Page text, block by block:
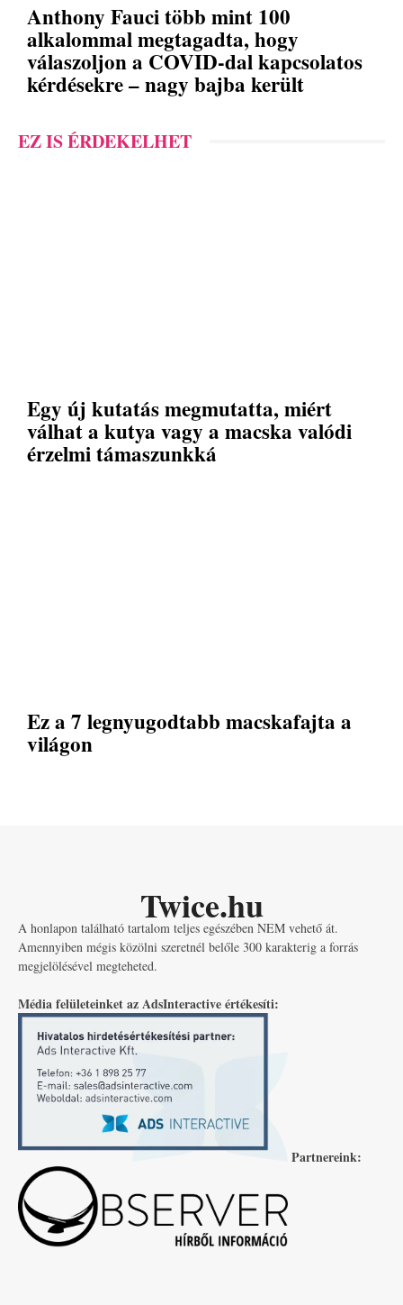
Anthony Fauci több mint 100
alkalommal megtagadta, hogy
válaszoljon a COVID-dal kapcsolatos
kérdésekre – nagy bajba került
EZ IS ÉRDEKELHET
Egy új kutatás megmutatta, miért
válhat a kutya vagy a macska valódi
érzelmi támaszunkká
Ez a 7 legnyugodtabb macskafajta a
világon
Twice.hu
A honlapon található tartalom teljes egészében NEM vehető át.
Amennyiben mégis közölni szeretnél belőle 300 karakterig a forrás
megjelölésével megteheted.
Média felületeinket az AdsInteractive értékesíti:
Partnereink: